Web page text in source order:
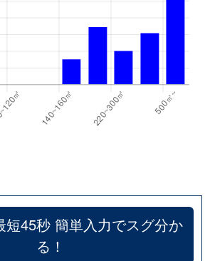
短45秒 簡単入力でスグ分か
る！